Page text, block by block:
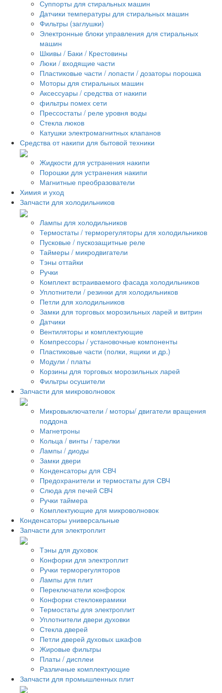
Суппорты для стиральных машин
Датчики температуры для стиральных машин
Фильтры (заглушки)
Электронные блоки управления для стиральных
машин
Шкивы / Баки / Крестовины
Люки / входящие части
Пластиковые части / лопасти / дозаторы порошка
Моторы для стиральных машин
Аксессуары / средства от накипи
фильтры помех сети
Прессостаты / реле уровня воды
Стекла люков
Катушки электромагнитных клапанов
Средства от накипи для бытовой техники
Жидкости для устранения накипи
Порошки для устранения накипи
Магнитные преобразователи
Химия и уход
Запчасти для холодильников
Лампы для холодильников
Термостаты / терморегуляторы для холодильников
Пусковые / пускозащитные реле
Таймеры / микродвигатели
Тэны оттайки
Ручки
Комплект встраиваемого фасада холодильников
Уплотнители / резинки для холодильников
Петли для холодильников
Замки для торговых морозильных ларей и витрин
Датчики
Вентиляторы и комплектующие
Компрессоры / установочные компоненты
Пластиковые части (полки, ящики и др.)
Модули / платы
Корзины для торговых морозильных ларей
Фильтры осушители
Запчасти для микроволновок
Микровыключатели / моторы/ двигатели вращения
поддона
Магнетроны
Кольца / винты / тарелки
Лампы / диоды
Замки двери
Конденсаторы для СВЧ
Предохранители и термостаты для СВЧ
Слюда для печей СВЧ
Ручки таймера
Комплектующие для микроволновок
Конденсаторы универсальные
Запчасти для электроплит
Тэны для духовок
Конфорки для электроплит
Ручки терморегуляторов
Лампы для плит
Переключатели конфорок
Конфорки стеклокерамики
Термостаты для электроплит
Уплотнители двери духовки
Стекла дверей
Петли дверей духовых шкафов
Жировые фильтры
Платы / дисплеи
Различные комплектующие
Запчасти для промышленных плит